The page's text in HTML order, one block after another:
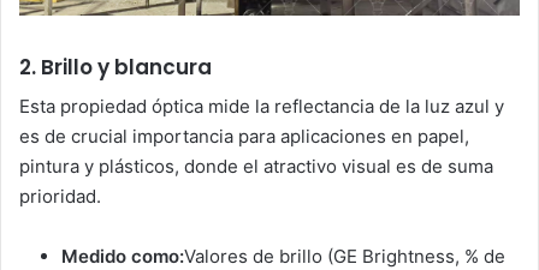
2. Brillo y blancura
Esta propiedad óptica mide la reflectancia de la luz azul y
es de crucial importancia para aplicaciones en papel,
pintura y plásticos, donde el atractivo visual es de suma
prioridad.
Medido como:Valores de brillo (GE Brightness, % de